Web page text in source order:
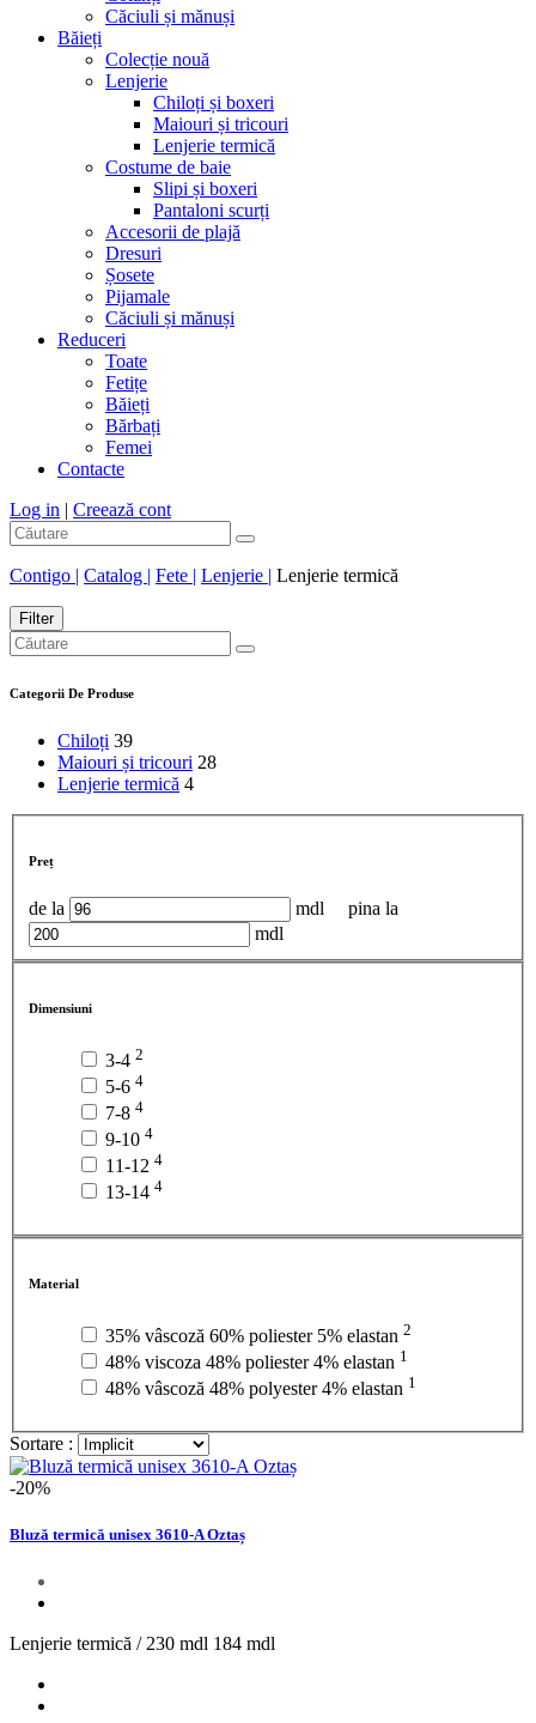
Căciuli și mănuși
Băieți
Colecție nouă
Lenjerie
Chiloți și boxeri
Maiouri și tricouri
Lenjerie termică
Costume de baie
Slipi și boxeri
Pantaloni scurți
Accesorii de plajă
Dresuri
Șosete
Pijamale
Căciuli și mănuși
Reduceri
Toate
Fetițe
Băieți
Bărbați
Femei
Contacte
Log in | Creează cont
Contigo | Catalog | Fete | Lenjerie | Lenjerie termică
Filter
Categorii De Produse
Chiloți 39
Maiouri și tricouri 28
Lenjerie termică 4
Preț
de la mdl pina la
mdl
Dimensiuni
3-4 2
5-6 4
7-8 4
9-10 4
11-12 4
13-14 4
Material
35% vâscoză 60% poliester 5% elastan 2
48% viscoza 48% poliester 4% elastan 1
48% vâscoză 48% polyester 4% elastan 1
Sortare :
-20%
Bluză termică unisex 3610-A Oztaș
Lenjerie termică / 230 mdl 184 mdl